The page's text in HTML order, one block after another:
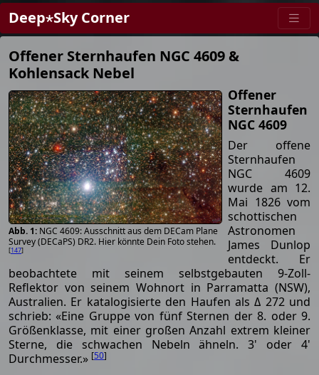
Deep⋆Sky Corner
Offener Sternhaufen NGC 4609 &
Kohlensack Nebel
NGC 4609: Ausschnitt aus dem DECam Plane
Survey (DECaPS) DR2. Hier könnte Dein Foto stehen.
[147]
Offener
Sternhaufen
NGC 4609
Der offene
Sternhaufen
NGC 4609
wurde am 12.
Mai 1826 vom
schottischen
Astronomen
James Dunlop
entdeckt. Er
beobachtete mit seinem selbstgebauten 9-Zoll-
Reflektor von seinem Wohnort in Parramatta (NSW),
Australien. Er katalogisierte den Haufen als Δ 272 und
schrieb: «Eine Gruppe von fünf Sternen der 8. oder 9.
Größenklasse, mit einer großen Anzahl extrem kleiner
Sterne, die schwachen Nebeln ähneln. 3' oder 4'
Durchmesser.» [50]